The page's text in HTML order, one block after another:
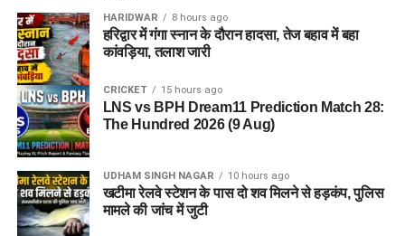
HARIDWAR 8 hours ago
हरिद्वार में गंगा स्नान के दौरान हादसा, तेज बहाव में बहा
कांवड़िया, तलाश जारी
CRICKET 15 hours ago
LNS vs BPH Dream11 Prediction Match 28:
The Hundred 2026 (9 Aug)
UDHAM SINGH NAGAR 10 hours ago
खटीमा रेलवे स्टेशन के पास दो शव मिलने से हड़कंप, पुलिस
मामले की जांच में जुटी